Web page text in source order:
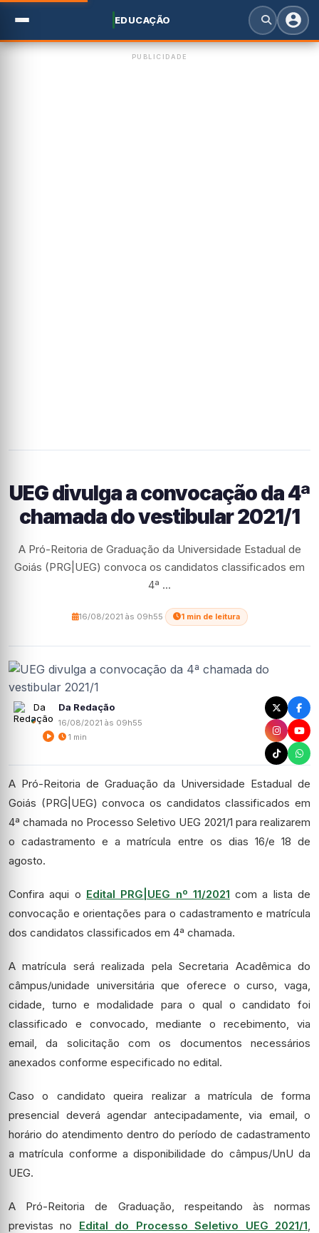
EDUCAÇÃO
PUBLICIDADE
UEG divulga a convocação da 4ª
chamada do vestibular 2021/1
A Pró-Reitoria de Graduação da Universidade Estadual de
Goiás (PRG|UEG) convoca os candidatos classificados em
4ª ...
16/08/2021 às 09h55 1 min de leitura
Da Redação
16/08/2021 às 09h55
1 min
A Pró-Reitoria de Graduação da Universidade Estadual de
Goiás (PRG|UEG) convoca os candidatos classificados em
4ª chamada no Processo Seletivo UEG 2021/1 para realizarem
o cadastramento e a matrícula entre os dias 16/e 18 de
agosto.
Confira aqui o Edital PRG|UEG nº 11/2021 com a lista de
convocação e orientações para o cadastramento e matrícula
dos candidatos classificados em 4ª chamada.
A matrícula será realizada pela Secretaria Acadêmica do
câmpus/unidade universitária que oferece o curso, vaga,
cidade, turno e modalidade para o qual o candidato foi
classificado e convocado, mediante o recebimento, via
email, da solicitação com os documentos necessários
anexados conforme especificado no edital.
Caso o candidato queira realizar a matrícula de forma
presencial deverá agendar antecipadamente, via email, o
horário do atendimento dentro do período de cadastramento
a matrícula conforme a disponibilidade do câmpus/UnU da
UEG.
A Pró-Reitoria de Graduação, respeitando às normas
previstas no Edital do Processo Seletivo UEG 2021/1,